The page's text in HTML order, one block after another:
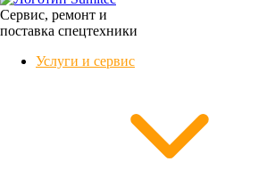
Сервис, ремонт и
поставка спецтехники
Услуги и сервис